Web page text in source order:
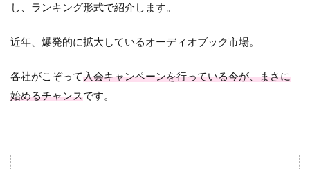
し、ランキング形式で紹介します。
近年、爆発的に拡大しているオーディオブック市場。
各社がこぞって入会キャンペーンを行っている今が、まさに
始めるチャンスです。